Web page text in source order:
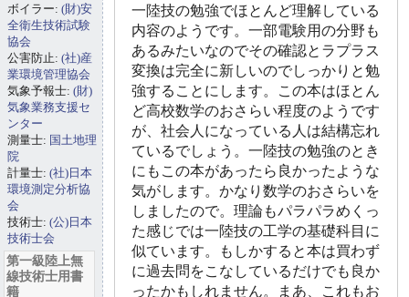
一陸技の勉強でほとんど理解している
内容のようです。一部電験用の分野も
あるみたいなのでその確認とラプラス
変換は完全に新しいのでしっかりと勉
強することにします。この本はほとん
ど高校数学のおさらい程度のようです
が、社会人になっている人は結構忘れ
ているでしょう。一陸技の勉強のとき
にもこの本があったら良かったような
気がします。かなり数学のおさらいを
しましたので。理論もパラパラめくっ
た感じでは一陸技の工学の基礎科目に
似ています。もしかすると本は買わず
に過去問をこなしているだけでも良か
ったかもしれません。まあ、これもお
ボイラー: (財)安
全衛生技術試験
協会
公害防止: (社)産
業環境管理協会
気象予報士: (財)
気象業務支援セ
ンター
測量士: 国土地理
院
計量士: (社)日本
環境測定分析協
会
技術士: (公)日本
技術士会
第一級陸上無
線技術士用書
籍